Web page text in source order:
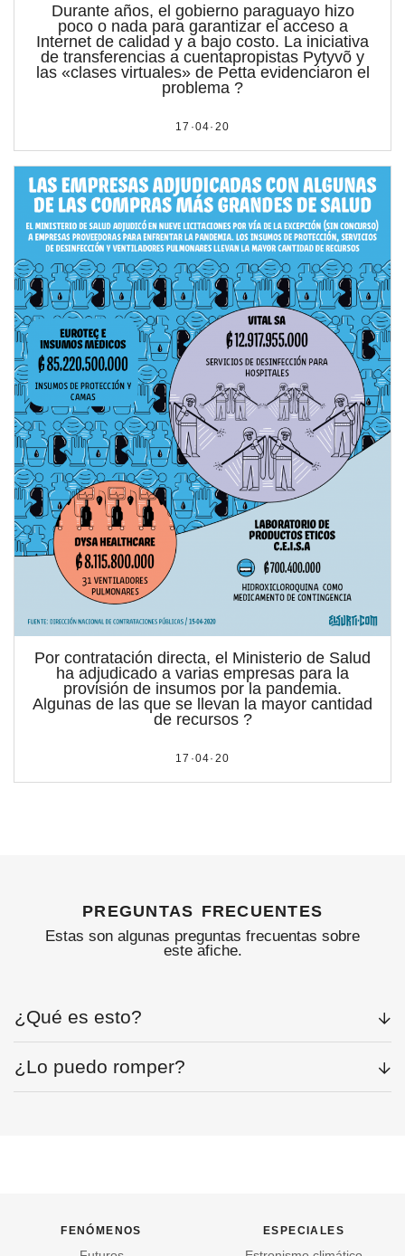
Durante años, el gobierno paraguayo hizo
poco o nada para garantizar el acceso a
Internet de calidad y a bajo costo. La iniciativa
de transferencias a cuentapropistas Pytyvõ y
las «clases virtuales» de Petta evidenciaron el
problema ?
17·04·20
Por contratación directa, el Ministerio de Salud
ha adjudicado a varias empresas para la
provisión de insumos por la pandemia.
Algunas de las que se llevan la mayor cantidad
de recursos ?
17·04·20
preguntas frecuentes
Estas son algunas preguntas frecuentas sobre
este afiche.
¿Qué es esto?
¿Lo puedo romper?
fenómenos especiales